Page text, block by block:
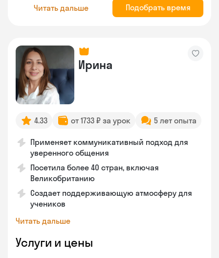
Читать дальше Подобрать время
Ирина
4.33 от 1733 ₽ за урок 5 лет опыта
Применяет коммуникативный подход для
уверенного общения
Посетила более 40 стран, включая
Великобританию
Создает поддерживающую атмосферу для
учеников
Читать дальше
Услуги и цены